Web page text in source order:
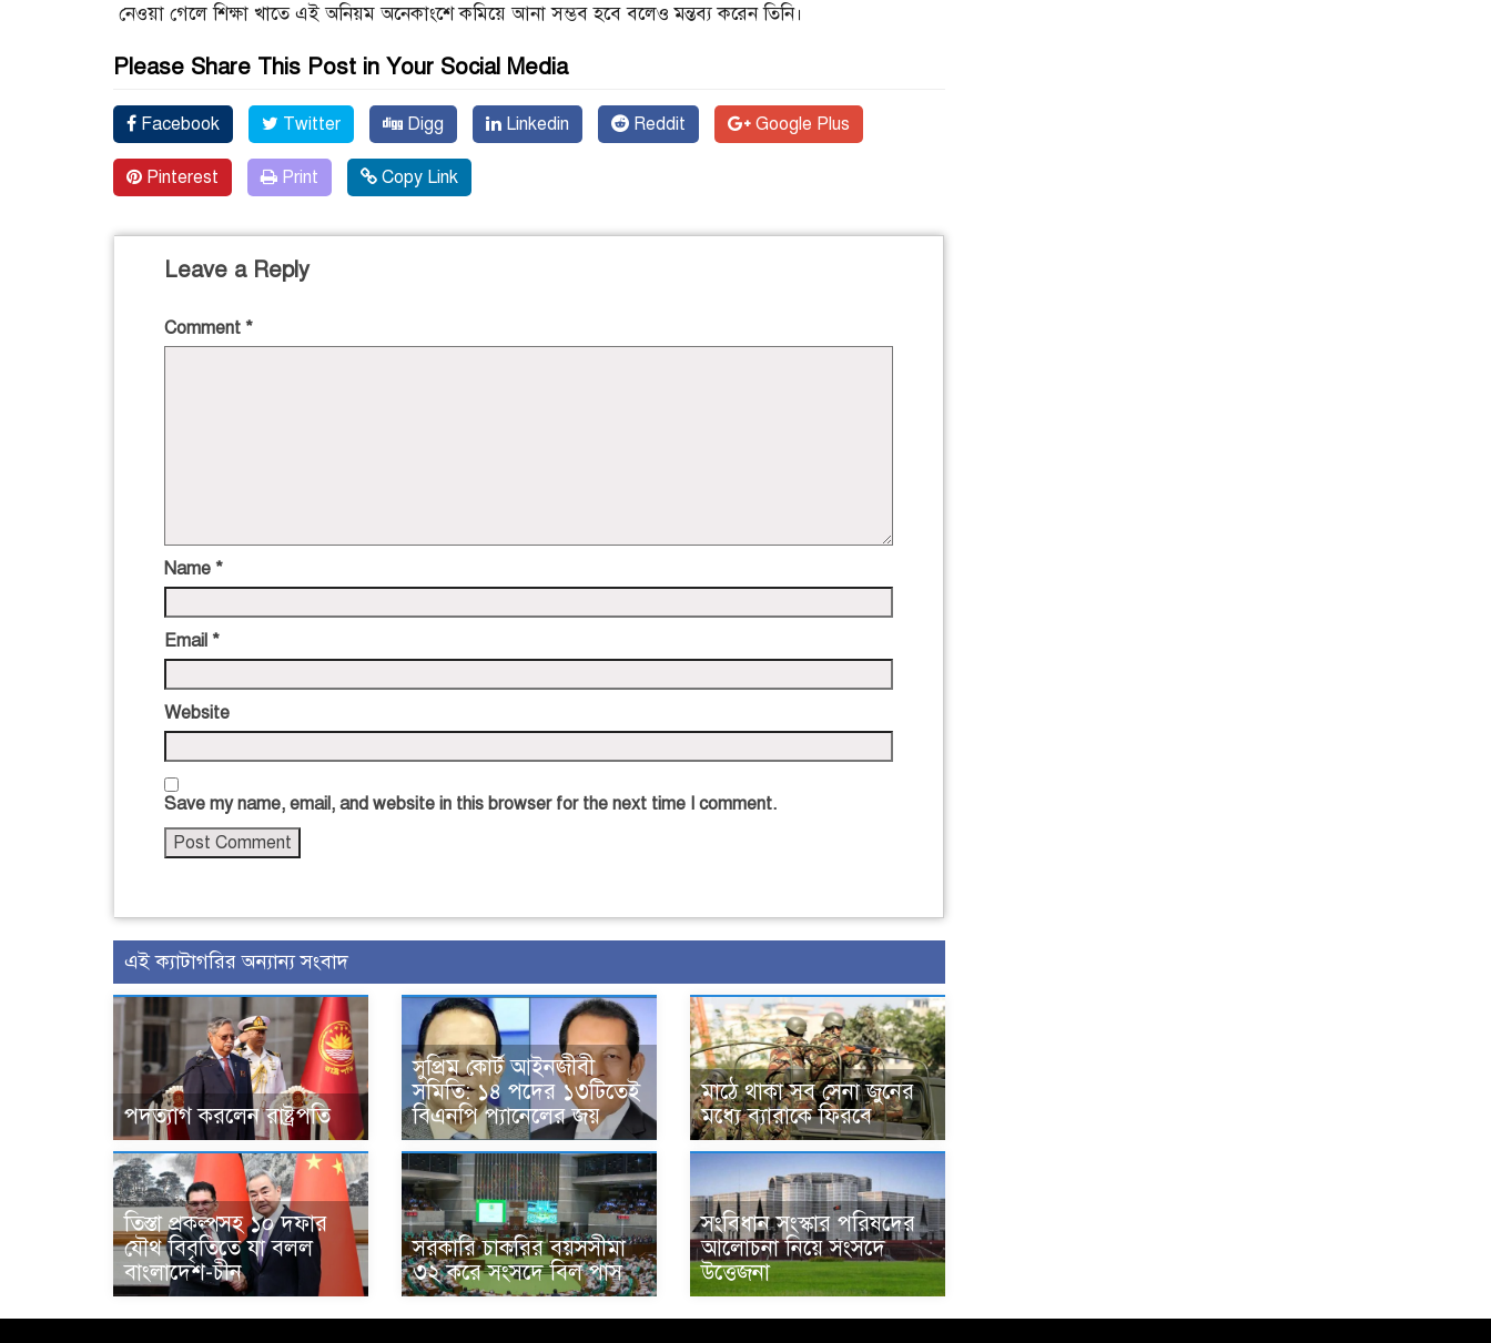
নেওয়া গেলে শিক্ষা খাতে এই অনিয়ম অনেকাংশে কমিয়ে আনা সম্ভব হবে বলেও মন্তব্য করেন তিনি।
Please Share This Post in Your Social Media
Facebook Twitter Digg Linkedin Reddit Google Plus
Pinterest Print Copy Link
Leave a Reply
Comment *
Name *
Email *
Website
Save my name, email, and website in this browser for the next time I comment.
এই ক্যাটাগরির অন্যান্য সংবাদ
পদত্যাগ করলেন রাষ্ট্রপতি
সুপ্রিম কোর্ট আইনজীবী
সমিতি: ১৪ পদের ১৩টিতেই
বিএনপি প্যানেলের জয়
মাঠে থাকা সব সেনা জুনের
মধ্যে ব্যারাকে ফিরবে
তিস্তা প্রকল্পসহ ১০ দফার
যৌথ বিবৃতিতে যা বলল
বাংলাদেশ-চীন
সরকারি চাকরির বয়সসীমা
৩২ করে সংসদে বিল পাস
সংবিধান সংস্কার পরিষদের
আলোচনা নিয়ে সংসদে
উত্তেজনা